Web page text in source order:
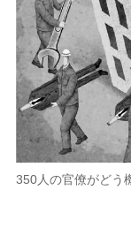
350人の官僚がどう